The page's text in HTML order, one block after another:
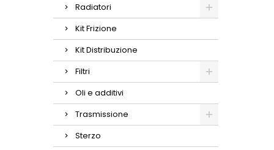
Radiatori
Kit Frizione
Kit Distribuzione
Filtri
Oli e additivi
Trasmissione
Sterzo